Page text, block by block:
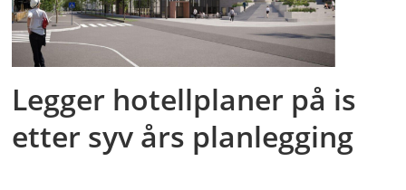
Legger hotellplaner på is
etter syv års planlegging